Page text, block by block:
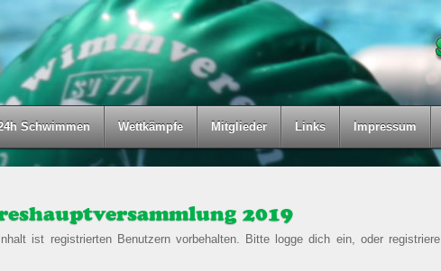
Schwimmen Wettkämpfe Mitglieder Links Impressum
2019
ist registrierten Benutzern vorbehalten. Bitte logge dich ein, oder registriere